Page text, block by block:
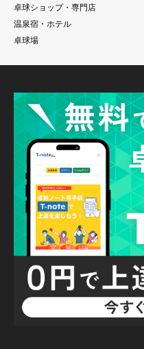
卓球ショップ・専門店
温泉宿・ホテル
卓球場